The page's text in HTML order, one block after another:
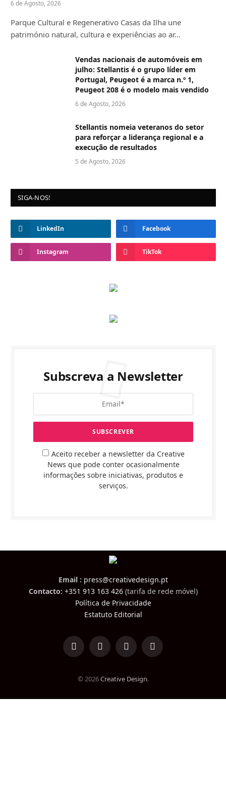
6 de Agosto, 2026
Parque Cultural e Regenerativo Casas da Ilha une
património natural, cultura e experiências ao ar…
Vendas nacionais de automóveis em
julho: Stellantis é o grupo líder em
Portugal, Peugeot é a marca n.º 1,
Peugeot 208 é o modelo mais vendido
6 de Agosto, 2026
Stellantis nomeia veteranos do setor
para reforçar a liderança regional e a
execução de resultados
5 de Agosto, 2026
SIGA-NOS!
LinkedIn Facebook
Instagram TikTok
Subscreva a Newsletter
Aceito receber a newsletter da Creative
News que pode conter ocasionalmente
informações sobre iniciativas, produtos e
serviços.
Email : press@creativedesign.pt
Contacto: +351 913 163 426(tarifa de rede móvel)
Política de Privacidade
Estatuto Editorial
LinkedInFacebookInstagramTikTok
© 2026Creative Design.